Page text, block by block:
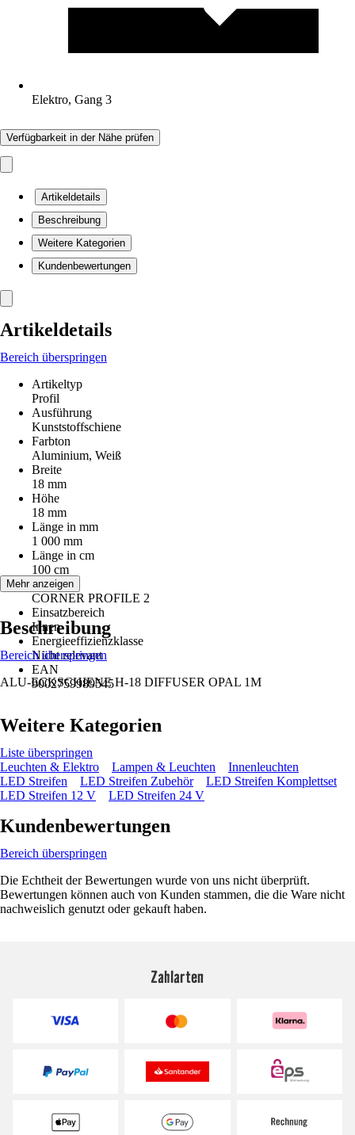
Elektro, Gang 3
Verfügbarkeit in der Nähe prüfen
Artikeldetails
Beschreibung
Weitere Kategorien
Kundenbewertungen
Artikeldetails
Bereich überspringen
Artikeltyp
Profil
Ausführung
Kunststoffschiene
Farbton
Aluminium, Weiß
Breite
18 mm
Höhe
18 mm
Länge in mm
1 000 mm
Länge in cm
100 cm
Serie
CORNER PROFILE 2
Einsatzbereich
Innen
Energieeffizienzklasse
Nicht relevant
EAN
9002759989545
Mehr anzeigen
Beschreibung
Bereich überspringen
ALU-ECKSCHIENE H-18 DIFFUSER OPAL 1M
Weitere Kategorien
Liste überspringen
Leuchten & Elektro
Lampen & Leuchten
Innenleuchten
LED Streifen
LED Streifen Zubehör
LED Streifen Komplettset
LED Streifen 12 V
LED Streifen 24 V
Kundenbewertungen
Bereich überspringen
Die Echtheit der Bewertungen wurde von uns nicht überprüft.
Bewertungen können auch von Kunden stammen, die die Ware nicht
nachweislich genutzt oder gekauft haben.
Zahlarten